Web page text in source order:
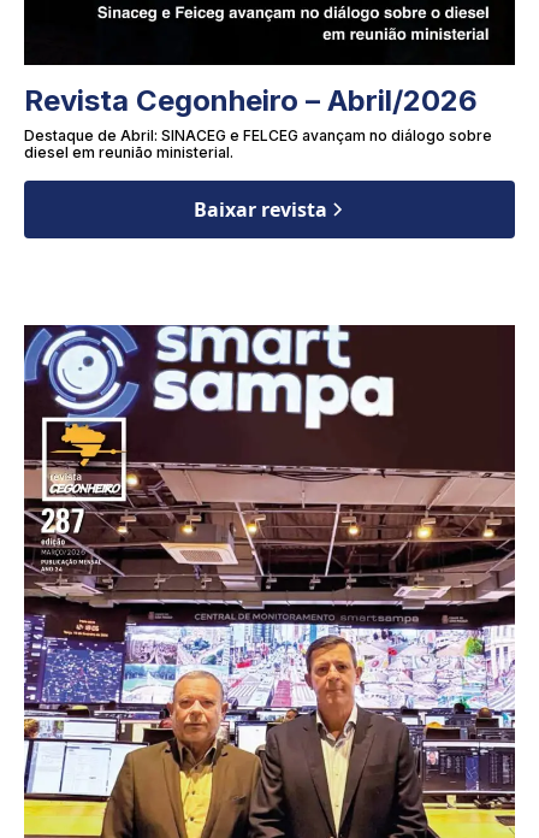
Revista Cegonheiro – Abril/2026
Destaque de Abril: SINACEG e FELCEG avançam no diálogo sobre
diesel em reunião ministerial.
Baixar revista